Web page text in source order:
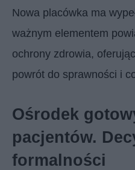
Nowa placówka ma
ważnym elementem
ochrony zdrowia,
powrót do sprawności i
Ośrodek
pacjentów.
formalności